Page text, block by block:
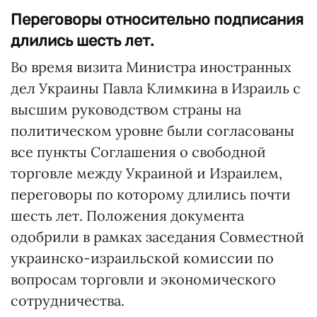
Переговоры относительно подписания
длились шесть лет.
Во время визита Министра иностранных
дел Украины Павла Климкина в Израиль с
высшим руководством страны на
политическом уровне были согласованы
все пункты Соглашения о свободной
торговле между Украиной и Израилем,
переговоры по которому длились почти
шесть лет. Положения документа
одобрили в рамках заседания Совместной
украинско-израильской комиссии по
вопросам торговли и экономического
сотрудничества.